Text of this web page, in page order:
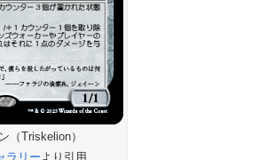
（Triskelion）
ラリーより引用